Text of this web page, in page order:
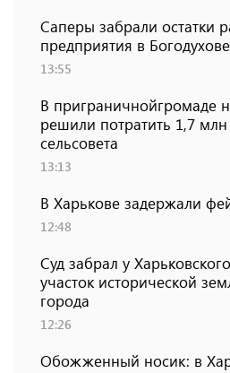
Саперы забрали остатки
предприятия в Богодухове
13:55
В приграничнойгромаде
решили потратить 1,7
сельсовета
13:13
В Харькове задержали
12:48
Суд забрал у
участок исторической
города
12:26
Обожженный носик: в